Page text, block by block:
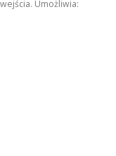
Umożliwia: